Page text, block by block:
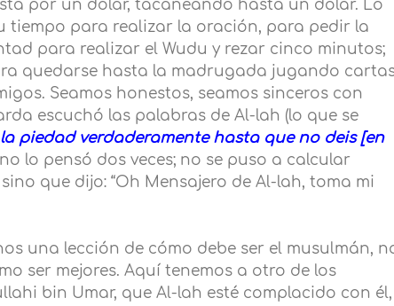
por un dólar, tacañeando hasta un dólar. Lo
tiempo para realizar la oración, para pedir la
para realizar el Wudu y rezar cinco minutos;
quedarse hasta la madrugada jugando
Seamos honestos, seamos sinceros con
escuchó las palabras de Al-lah (lo que se
piedad verdaderamente hasta que no deis [en
lo pensó dos veces; no se puso a calcular
que dijo: “Oh Mensajero de Al-lah, toma mi
una lección de cómo debe ser el musulmán,
ser mejores. Aquí tenemos a otro de los
bin Umar, que Al-lah esté complacido con él,